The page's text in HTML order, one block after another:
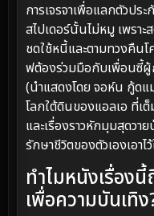
การเจรจาเพื่อแลกตัวป
สไปเดอร์นั้นไม่หมู เพรา
ชดใช้หนี้และตามทวงคืน
ฟต้องร่วมมือกับเพื่อนซี้
(นำแสดงโดย จอห์น กู้ด
โลกใต้ดินของแอลเอ ที่เ
และเรื่องราวหักมุมสุดวา
รักษาชีวิตของตัวเองเอาไว้
ทำไมหนังเรื่อง
เพื่อความบันเทิง